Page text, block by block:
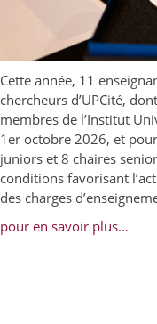
Cette année, 11
chercheurs d’UPCité, dont
membres de l’Institut
1er octobre 2026, et
juniors et 8 chaires
conditions favorisant
des charges
pour en savoir plus…